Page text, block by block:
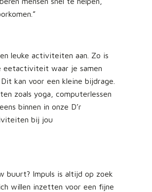
leuke activiteiten aan. Zo is
eetactiviteit waar je samen
kan voor een kleine bijdrage.
zoals yoga, computerlessen
binnen in onze D’r
bij jou
buurt? Impuls is altijd op zoek
willen inzetten voor een fijne